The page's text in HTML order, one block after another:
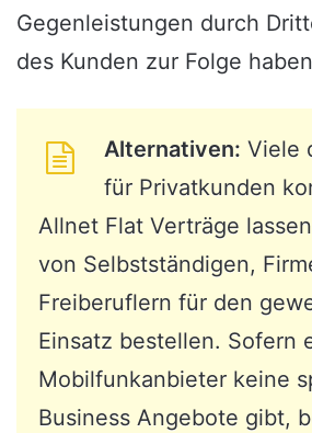
Gegenleistungen durch
des Kunden zur Folge
Alternativen: Viele
für Privatkunden
Allnet Flat Verträge
von Selbstständigen,
Freiberuflern für den
Einsatz bestellen. Sofern
Mobilfunkanbieter keine
Business Angebote gibt,